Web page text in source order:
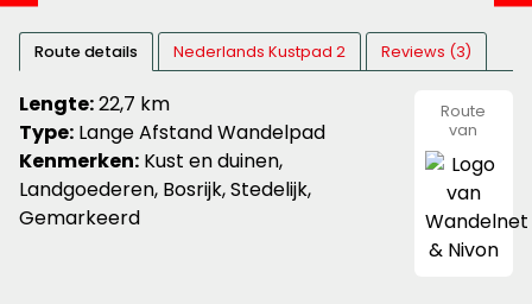
Route details Nederlands Kustpad 2 Reviews (3)
Lengte:22,7 km
Type: Lange Afstand Wandelpad
Kenmerken: Kust en duinen,
Landgoederen, Bosrijk, Stedelijk,
Gemarkeerd
Route
van
&
Nivon